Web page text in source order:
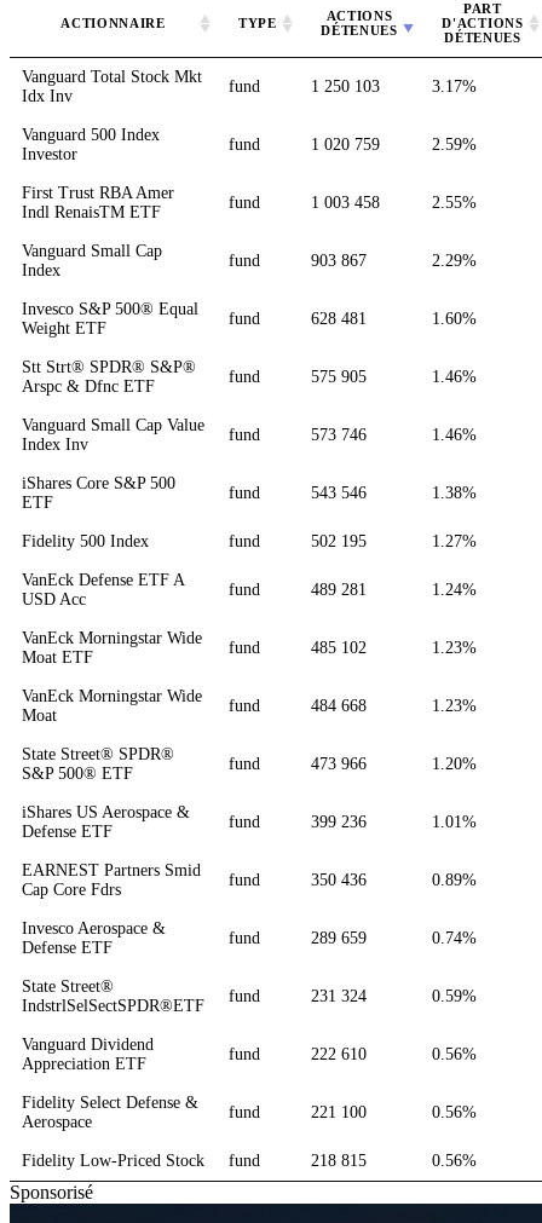
ACTIONNAIRE TYPE
ACTIONS
DÉTENUES
PART
D'ACTIONS
DÉTENUES
Vanguard Total Stock Mkt
Idx Inv
fund 1 250 103 3.17%
Vanguard 500 Index
Investor
fund 1 020 759 2.59%
First Trust RBA Amer
Indl RenaisTM ETF
fund 1 003 458 2.55%
Vanguard Small Cap
Index
fund 903 867 2.29%
Invesco S&P 500® Equal
Weight ETF
fund 628 481 1.60%
Stt Strt® SPDR® S&P®
Arspc & Dfnc ETF
fund 575 905 1.46%
Vanguard Small Cap Value
Index Inv
fund 573 746 1.46%
iShares Core S&P 500
ETF
fund 543 546 1.38%
Fidelity 500 Index fund 502 195 1.27%
VanEck Defense ETF A
USD Acc
fund 489 281 1.24%
VanEck Morningstar Wide
Moat ETF
fund 485 102 1.23%
VanEck Morningstar Wide
Moat
fund 484 668 1.23%
State Street® SPDR®
S&P 500® ETF
fund 473 966 1.20%
iShares US Aerospace &
Defense ETF
fund 399 236 1.01%
EARNEST Partners Smid
Cap Core Fdrs
fund 350 436 0.89%
Invesco Aerospace &
Defense ETF
fund 289 659 0.74%
State Street®
IndstrlSelSectSPDR®ETF
fund 231 324 0.59%
Vanguard Dividend
Appreciation ETF
fund 222 610 0.56%
Fidelity Select Defense &
Aerospace
fund 221 100 0.56%
Fidelity Low-Priced Stock fund 218 815 0.56%
Sponsorisé